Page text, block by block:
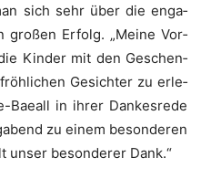
sich sehr über die enga­
gro­ßen Erfolg. „Mei­ne Vor­
Kin­der mit den Geschen­
Gesich­ter zu erle­
Bae­all in ihrer Dan­kes­re­de
zu einem beson­de­ren
unser beson­de­rer Dank.“